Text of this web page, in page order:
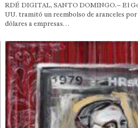
RDÉ DIGITAL, SANTO DOMINGO.– El
UU. tramitó un reembolso de aranceles por
dólares a empresas…